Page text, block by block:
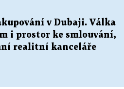
v Dubaji. Válka
i prostor ke smlouvání,
realitní kanceláře